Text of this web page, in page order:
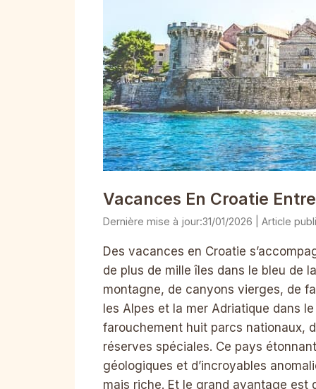
Vacances En Croatie
31/01/2026
Des vacances en Croatie
de plus de mille îles dans le bleu de
montagne, de canyons vierges, de
les Alpes et la mer Adriatique dans
farouchement huit parcs nationaux,
réserves spéciales. Ce pays
géologiques et d’incroyables
mais riche. Et le grand avantage est